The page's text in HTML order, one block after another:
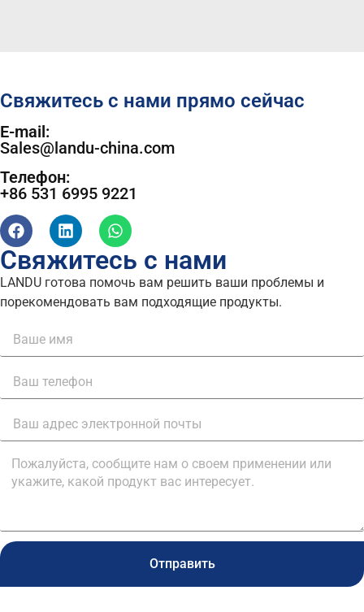
Свяжитесь с нами прямо сейчас
E-mail:
Sales@landu-china.com
Телефон:
+86 531 6995 9221
Свяжитесь с нами
LANDU готова помочь вам решить ваши проблемы и
порекомендовать вам подходящие продукты.
Отправить